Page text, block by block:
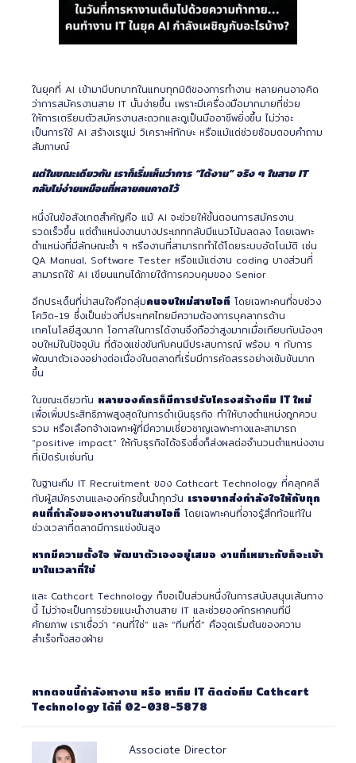
ในยุคที่ AI เข้ามามีบทบาทในแทบทุกมิติของการทำงาน หลายคนอาจคิด
ว่าการสมัครงานสาย IT นั้นง่ายขึ้น เพราะมีเครื่องมือมากมายที่ช่วย
ให้การเตรียมตัวสมัครงานสะดวกและดูเป็นมืออาชีพยิ่งขึ้น ไม่ว่าจะ
เป็นการใช้ AI สร้างเรซูเม่ วิเคราะห์ทักษะ หรือแม้แต่ช่วยซ้อมตอบคำถาม
สัมภาษณ์
แต่ในขณะเดียวกัน เราก็เริ่มเห็นว่าการ “ได้งาน” จริง ๆ ในสาย IT
กลับไม่ง่ายเหมือนที่หลายคนคาดไว้
หนึ่งในข้อสังเกตสำคัญคือ แม้ AI จะช่วยให้ขั้นตอนการสมัครงาน
รวดเร็วขึ้น แต่ตำแหน่งงานบางประเภทกลับมีแนวโน้มลดลง โดยเฉพาะ
ตำแหน่งที่มีลักษณะซ้ำ ๆ หรืองานที่สามารถทำได้โดยระบบอัตโนมัติ เช่น
QA Manual, Software Tester หรือแม้แต่งาน coding บางส่วนที่
สามารถใช้ AI เขียนแทนได้ภายใต้การควบคุมของ Senior
อีกประเด็นที่น่าสนใจคือกลุ่มคนจบใหม่สายไอที โดยเฉพาะคนที่จบช่วง
โควิด-19 ซึ่งเป็นช่วงที่ประเทศไทยมีความต้องการบุคลากรด้าน
เทคโนโลยีสูงมาก โอกาสในการได้งานจึงถือว่าสูงมากเมื่อเทียบกับน้องๆ
จบใหม่ในปัจจุบัน ที่ต้องแข่งขันกับคนมีประสบการณ์ พร้อม ๆ กับการ
พัฒนาตัวเองอย่างต่อเนื่องในตลาดที่เริ่มมีการคัดสรรอย่างเข้มข้นมาก
ขึ้น
ในขณะเดียวกัน หลายองค์กรก็มีการปรับโครงสร้างทีม ITใหม่
เพื่อเพิ่มประสิทธิภาพสูงสุดในการดำเนินธุรกิจ ทำให้บางตำแหน่งถูกควบ
รวม หรือเลือกจ้างเฉพาะผู้ที่มีความเชี่ยวชาญเฉพาะทางและสามารถ
“positive impact” ให้กับธุรกิจได้จริงซึ่งก็ส่งผลต่อจำนวนตำแหน่งงาน
ที่เปิดรับเช่นกัน
ในฐานะทีม IT Recruitment ของ Cathcart Technology ที่คลุกคลี
กับผู้สมัครงานและองค์กรชั้นนำทุกวัน เราอยากส่งกำลังใจให้กับทุก
คนที่กำลังมองหางานในสายไอที โดยเฉพาะคนที่อาจรู้สึกท้อแท้ใน
ช่วงเวลาที่ตลาดมีการแข่งขันสูง
หากมีความตั้งใจ พัฒนาตัวเองอยู่เสมอ งานที่เหมาะกับก็จะเข้า
มาในเวลาที่ใช่
และ Cathcart Technology ก็ขอเป็นส่วนหนึ่งในการสนับสนุนเส้นทาง
นี้ ไม่ว่าจะเป็นการช่วยแนะนำงานสาย IT และช่วยองค์กรหาคนที่มี
ศักยภาพ เราเชื่อว่า “คนที่ใช่” และ “ทีมที่ดี” คือจุดเริ่มต้นของความ
สำเร็จทั้งสองฝ่าย
หากตอนนี้กำลังหางาน หรือ หาทีม IT ติดต่อทีม Cathcart
Technology ได้ที่ 02-038-5878
Associate Director